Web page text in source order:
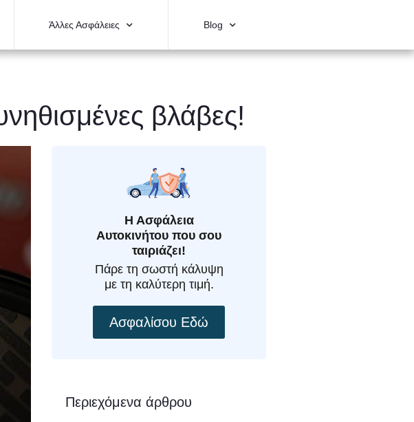
Άλλες Ασφάλειες Blog
βλάβες!
Η Ασφάλεια
Αυτοκινήτου που σου
ταιριάζει!
Πάρε τη σωστή κάλυψη
με τη καλύτερη τιμή.
Ασφαλίσου Εδώ
Περιεχόμενα άρθρου